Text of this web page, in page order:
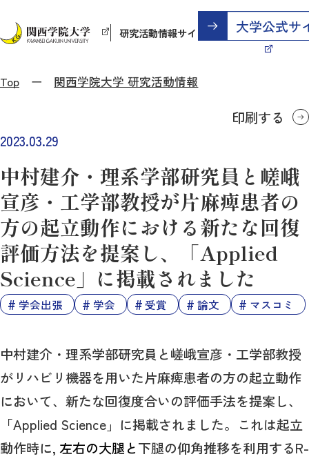
研究活動情報サイト
Top 関西学院大学 研究活動情報
印刷する
2023.03.29
中村建介・理系学部研究員と嵯峨
宣彦・工学部教授が片麻痺患者の
方の起立動作における新たな回復
評価方法を提案し、「Applied
Science」に掲載されました
学会出張 学会 受賞 論文 マスコミ
中村建介・理系学部研究員と嵯峨宣彦・工学部教授
がリハビリ機器を用いた片麻痺患者の方の起立動作
において、新たな回復度合いの評価手法を提案し、
「Applied Science」に掲載されました。これは起立
動作時に, 左右の大腿と下腿の仰角推移を利用するR-